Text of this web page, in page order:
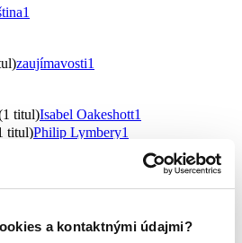
a kontaktnými údajmi?
1
zaujímavosti1
titul)Isabel Oakeshott1
titul)Philip Lymbery1
titul) brožovaná väzba 1